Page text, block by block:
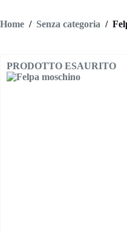
Home / Senza categoria /
PRODOTTO ESAURITO